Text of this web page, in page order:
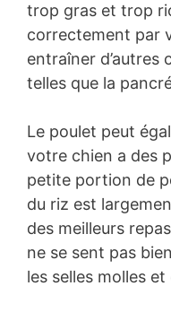
trop gras et trop
correctement par
entraîner d’autres
telles que la
Le poulet peut
votre chien a des
petite portion de
du riz est
des meilleurs
ne se sent pas
les selles molles